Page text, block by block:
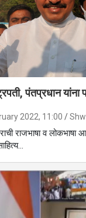
पंतप्रधान यांना
2022, 11:00
राजभाषा व लोकभाषा